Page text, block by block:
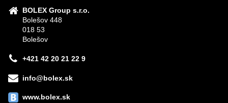
BOLEX Group s.r.o.
Bolešov 448
018 53
Bolešov
+421 42 20 21 22 9
info@bolex.sk
www.bolex.sk